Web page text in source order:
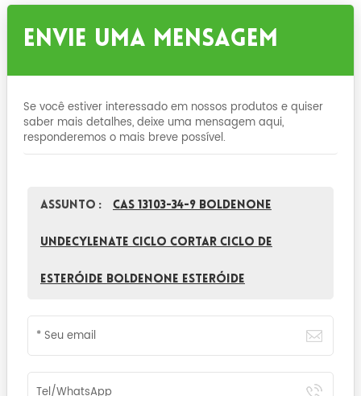
Envie Uma Mensagem
Se você estiver interessado em nossos produtos e quiser
saber mais detalhes, deixe uma mensagem aqui,
responderemos o mais breve possível.
Assunto : CAS 13103-34-9 Boldenone
Undecylenate ciclo Cortar Ciclo de
Esteróide Boldenone Esteróide